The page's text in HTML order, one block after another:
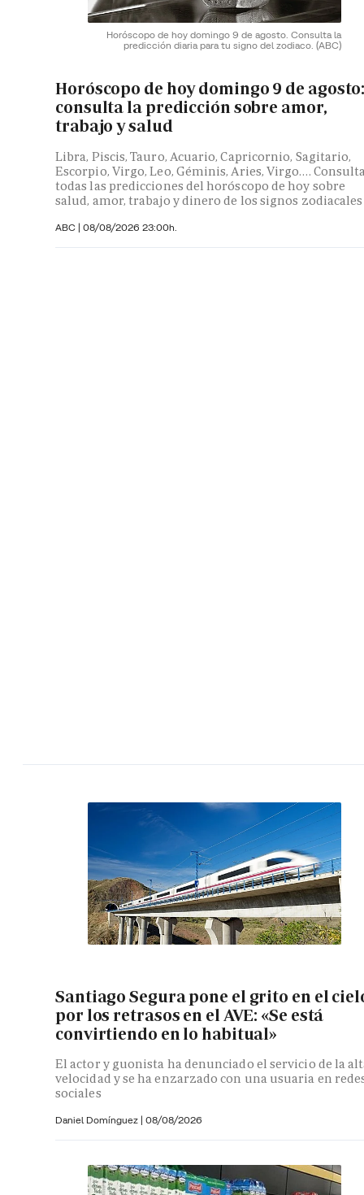
Horóscopo de hoy domingo 9 de agosto. Consulta la
predicción diaria para tu signo del zodiaco. (ABC)
Horóscopo de hoy domingo 9 de
consulta la predicción sobre amor,
trabajo y salud
Libra, Piscis, Tauro, Acuario, Capricornio, Sagitario,
Escorpio, Virgo, Leo, Géminis, Aries, Virgo….
todas las predicciones del horóscopo de hoy sobre
salud, amor, trabajo y dinero de los signos zodiacales
ABC | 08/08/2026 23:00h.
Santiago Segura pone el grito en el
por los retrasos en el AVE: «Se está
convirtiendo en lo habitual»
El actor y guonista ha denunciado el servicio de la
velocidad y se ha enzarzado con una usuaria en
sociales
Daniel Domínguez | 08/08/2026